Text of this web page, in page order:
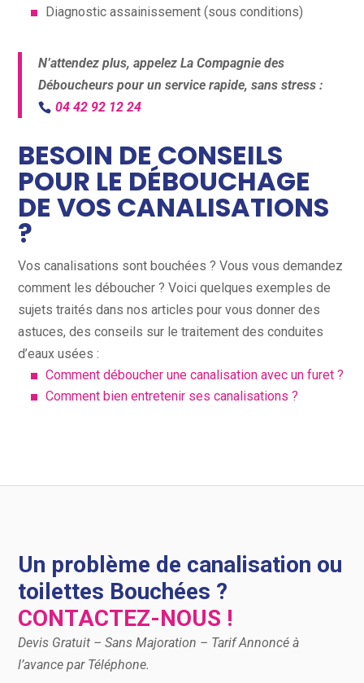
Diagnostic assainissement (sous conditions)
N’attendez plus, appelez La Compagnie des
Déboucheurs pour un service rapide, sans stress :
04 42 92 12 24
BESOIN DE CONSEILS
POUR LE DÉBOUCHAGE
DE VOS CANALISATIONS
?
Vos canalisations sont bouchées ? Vous vous demandez
comment les déboucher ? Voici quelques exemples de
sujets traités dans nos articles pour vous donner des
astuces, des conseils sur le traitement des conduites
d’eaux usées :
Comment déboucher une canalisation avec un furet ?
Comment bien entretenir ses canalisations ?
Un problème de canalisation ou
toilettes Bouchées ?
CONTACTEZ-NOUS !
Devis Gratuit – Sans Majoration – Tarif Annoncé à
l’avance par Téléphone.